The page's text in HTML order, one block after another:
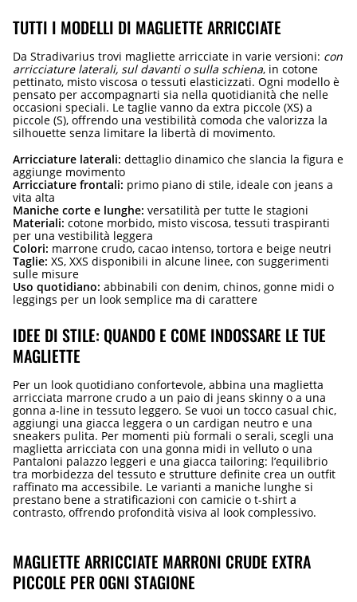
TUTTI I MODELLI DI MAGLIETTE ARRICCIATE
Da Stradivarius trovi magliette arricciate in varie versioni: con
arricciature laterali, sul davanti o sulla schiena, in cotone
pettinato, misto viscosa o tessuti elasticizzati. Ogni modello è
pensato per accompagnarti sia nella quotidianità che nelle
occasioni speciali. Le taglie vanno da extra piccole (XS) a
piccole (S), offrendo una vestibilità comoda che valorizza la
silhouette senza limitare la libertà di movimento.
Arricciature laterali: dettaglio dinamico che slancia la figura e
aggiunge movimento
Arricciature frontali: primo piano di stile, ideale con jeans a
vita alta
Maniche corte e lunghe: versatilità per tutte le stagioni
Materiali: cotone morbido, misto viscosa, tessuti traspiranti
per una vestibilità leggera
Colori: marrone crudo, cacao intenso, tortora e beige neutri
Taglie: XS, XXS disponibili in alcune linee, con suggerimenti
sulle misure
Uso quotidiano: abbinabili con denim, chinos, gonne midi o
leggings per un look semplice ma di carattere
IDEE DI STILE: QUANDO E COME INDOSSARE LE TUE
MAGLIETTE
Per un look quotidiano confortevole, abbina una maglietta
arricciata marrone crudo a un paio di jeans skinny o a una
gonna a-line in tessuto leggero. Se vuoi un tocco casual chic,
aggiungi una giacca leggera o un cardigan neutro e una
sneakers pulita. Per momenti più formali o serali, scegli una
maglietta arricciata con una gonna midi in velluto o una
Pantaloni palazzo leggeri e una giacca tailoring: l’equilibrio
tra morbidezza del tessuto e strutture definite crea un outfit
raffinato ma accessibile. Le varianti a maniche lunghe si
prestano bene a stratificazioni con camicie o t-shirt a
contrasto, offrendo profondità visiva al look complessivo.
MAGLIETTE ARRICCIATE MARRONI CRUDE EXTRA
PICCOLE PER OGNI STAGIONE